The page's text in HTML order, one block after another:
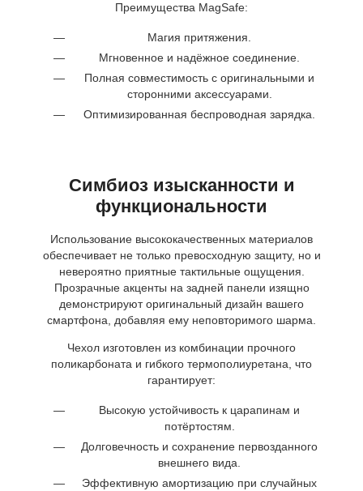
Преимущества MagSafe:
Магия притяжения.
Мгновенное и надёжное соединение.
Полная совместимость с оригинальными и
сторонними аксессуарами.
Оптимизированная беспроводная зарядка.
Симбиоз изысканности и
функциональности
Использование высококачественных материалов
обеспечивает не только превосходную защиту, но и
невероятно приятные тактильные ощущения.
Прозрачные акценты на задней панели изящно
демонстрируют оригинальный дизайн вашего
смартфона, добавляя ему неповторимого шарма.
Чехол изготовлен из комбинации прочного
поликарбоната и гибкого термополиуретана, что
гарантирует:
Высокую устойчивость к царапинам и
потёртостям.
Долговечность и сохранение первозданного
внешнего вида.
Эффективную амортизацию при случайных